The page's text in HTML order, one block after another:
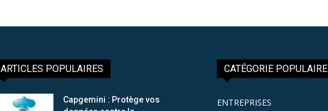
ARTICLES POPULAIRES
Capgemini : Protège vos
CATÉGORIE POPULAIRE
ENTREPRISES